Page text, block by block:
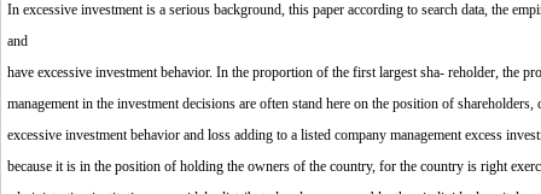
In excessive investment is a serious background, this paper according to search data, the
and ownership structure of the relationship.
have excessive investment behavior. In the proportion of the first largest sha- reholder, the
management in the investment decisions are often stand here on the position of
excessive investment behavior and loss adding to a listed company management excess
because it is in the position of holding the owners of the country, for the country is right